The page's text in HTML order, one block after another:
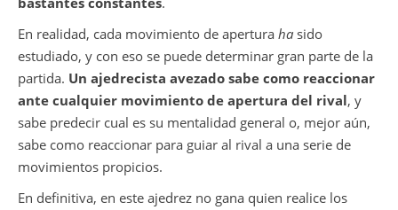
En realidad, cada movimiento de apertura ha sido
estudiado, y con eso se puede determinar gran parte de la
partida. Un ajedrecista avezado sabe como reaccionar
ante cualquier movimiento de apertura del rival, y
sabe predecir cual es su mentalidad general o, mejor aún,
sabe como reaccionar para guiar al rival a una serie de
movimientos propicios.
En definitiva, en este ajedrez no gana quien realice los